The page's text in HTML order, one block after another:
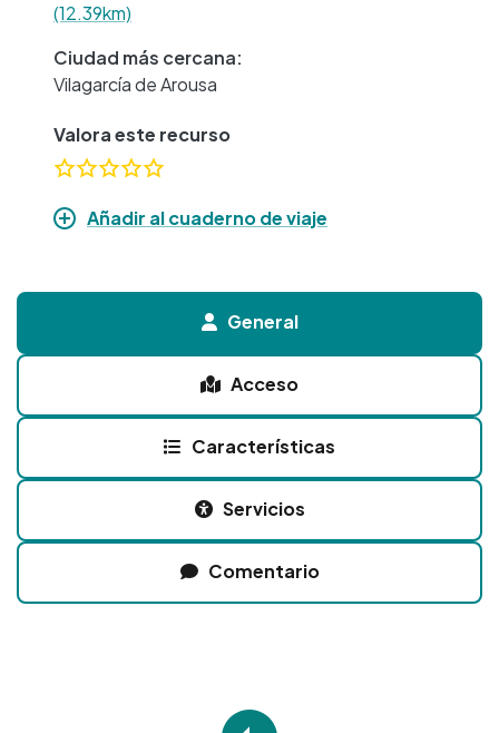
(12.39km)
Ciudad más cercana:
Vilagarcía de Arousa
Valora este recurso
Añadir al cuaderno de viaje
General
Acceso
Características
Servicios
Comentario